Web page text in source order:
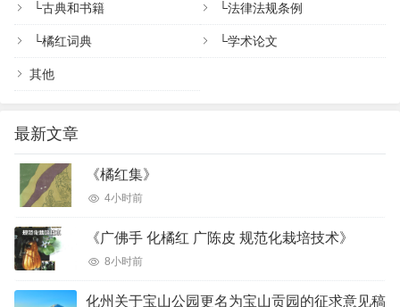
└古典和书籍 └法律法规条例
└橘红词典 └学术论文
其他
最新文章
《橘红集》
4小时前
《广佛手 化橘红 广陈皮 规范化栽培技术》
8小时前
化州关于宝山公园更名为宝山贡园的征求意见稿